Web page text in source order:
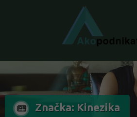
Značka: Kinezika